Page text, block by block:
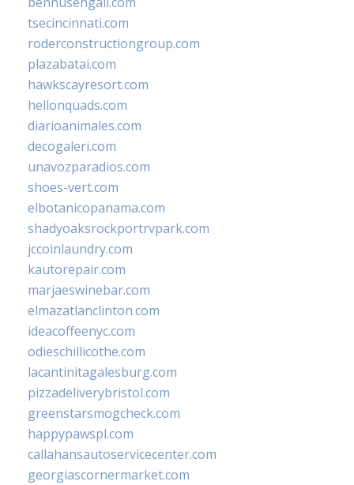
tsecincinnati.com
roderconstructiongroup.com
plazabatai.com
hawkscayresort.com
hellonquads.com
diarioanimales.com
decogaleri.com
unavozparadios.com
shoes-vert.com
elbotanicopanama.com
shadyoaksrockportrvpark.com
jccoinlaundry.com
kautorepair.com
marjaeswinebar.com
elmazatlanclinton.com
ideacoffeenyc.com
odieschillicothe.com
lacantinitagalesburg.com
pizzadeliverybristol.com
greenstarsmogcheck.com
happypawspl.com
callahansautoservicecenter.com
georgiascornermarket.com